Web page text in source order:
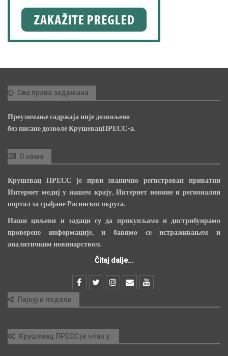
Сва права задржана
Преузимање садржаја није дозвољено
без писане дозволе КрушевацПРЕСС-а.
О нама
Крушевац ПРЕСС је први званично регистрован приватни
Интернет медиј у нашем крају, Интернет новине и регионални
портал за грађане Расинског округа.
Наши циљеви и задаци су да прикупљамо и дистрибуирамо
проверене информације, и бавимо се истраживањем и
аналитичким новинарством.
Čitaj dalje...
Лајкуј и подели
Крушевац ПРЕСС је члан у: